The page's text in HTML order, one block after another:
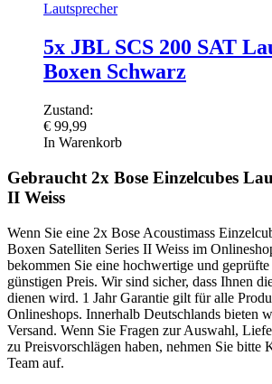
Lautsprecher
5x JBL SCS 200 SAT
Boxen Schwarz
Zustand:
€ 99,99
In Warenkorb
Gebraucht 2x Bose Einzelcubes
II Weiss
Wenn Sie eine 2x Bose Acoustimass
Boxen Satelliten Series II Weiss im
bekommen Sie eine hochwertige und
günstigen Preis. Wir sind sicher, dass Ihnen
dienen wird. 1 Jahr Garantie gilt für alle
Onlineshops. Innerhalb Deutschlands bieten
Versand. Wenn Sie Fragen zur Auswahl,
zu Preisvorschlägen haben, nehmen Sie bitte
Team auf.